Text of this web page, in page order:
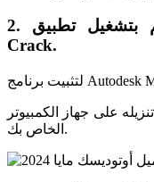
2. قم بتشغيل تطبيق Autodesk Maya 2024 Full
Crack.
على جهاز الكمبيوتر
الخاص بك.